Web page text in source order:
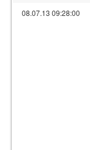
08.07.13 09:28:00